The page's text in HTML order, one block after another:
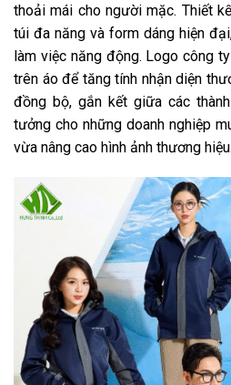
thoải mái cho người mặc. Thiết
túi đa năng và form dáng hiện
làm việc năng động. Logo công
trên áo để tăng tính nhận diện
đồng bộ, gắn kết giữa các
tưởng cho những doanh nghiệp
vừa nâng cao hình ảnh thương hiệu.